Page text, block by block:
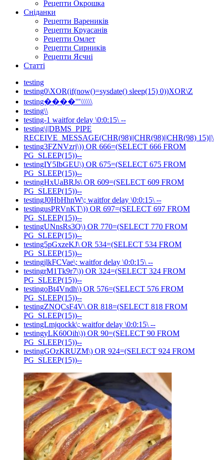
Рецепти Окрошка
Сніданки
Рецепти Вареників
Рецепти Круасанів
Рецепти Омлет
Рецепти Сирників
Рецепти Яєчні
Статті
testing
testing0\XOR(if(now()=sysdate() sleep(15) 0))XOR\Z
testing����'"\\\\\\
testing\\
testing-1 waitfor delay \0:0:15\ --
testing\||DBMS_PIPE
RECEIVE_MESSAGE(CHR(98)||CHR(98)||CHR(98) 15)||\
testing3FZNVzrj\)) OR 666=(SELECT 666 FROM
PG_SLEEP(15))--
testingIY5IbGEU\) OR 675=(SELECT 675 FROM
PG_SLEEP(15))--
testingHxUaBRJs\ OR 609=(SELECT 609 FROM
PG_SLEEP(15))--
testingJ0HbHhnW\; waitfor delay \0:0:15\ --
testingusPRVnKT\)) OR 697=(SELECT 697 FROM
PG_SLEEP(15))--
testingUNnsRs3Q\) OR 770=(SELECT 770 FROM
PG_SLEEP(15))--
testing5pGxzeKJ\ OR 534=(SELECT 534 FROM
PG_SLEEP(15))--
testingjlkFCVae\; waitfor delay \0:0:15\ --
testingrM1Tk9r7\)) OR 324=(SELECT 324 FROM
PG_SLEEP(15))--
testingoBt4Vndh\) OR 576=(SELECT 576 FROM
PG_SLEEP(15))--
testingZNQCsF4V\ OR 818=(SELECT 818 FROM
PG_SLEEP(15))--
testingLmjqockk\; waitfor delay \0:0:15\ --
testingyLK60Oih\)) OR 90=(SELECT 90 FROM
PG_SLEEP(15))--
testingGOzKRUZM\) OR 924=(SELECT 924 FROM
PG_SLEEP(15))--